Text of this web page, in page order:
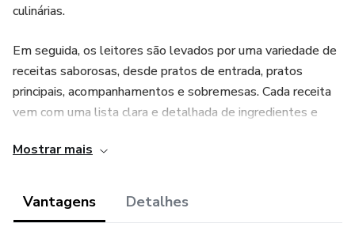
culinárias.
Em seguida, os leitores são levados por uma variedade de
receitas saborosas, desde pratos de entrada, pratos
principais, acompanhamentos e sobremesas. Cada receita
vem com uma lista clara e detalhada de ingredientes e
facilmente e preparar as receitas com sucesso.
Mostrar mais
Vantagens Detalhes